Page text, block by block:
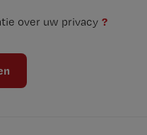
over uw privacy ?